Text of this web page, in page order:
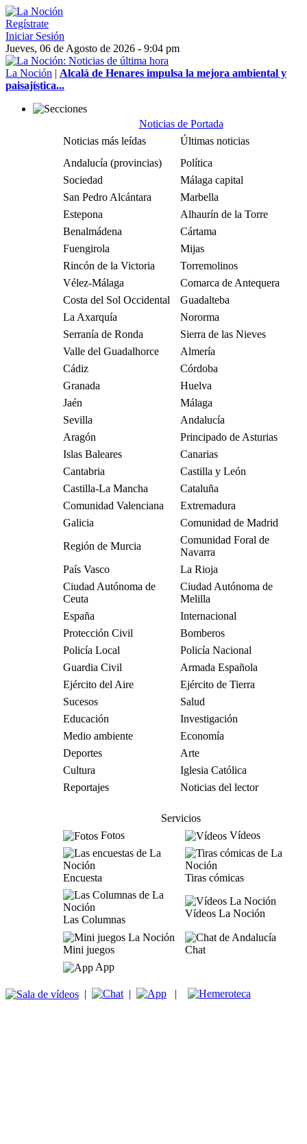
Regístrate
Iniciar Sesión
Jueves, 06 de Agosto de 2026 - 9:04 pm
La Noción | Alcalá de Henares impulsa la mejora ambiental y
paisajística...
Noticias de Portada
Noticias más leídas
Últimas noticias
Andalucía (provincias)
Política
Sociedad
Málaga capital
San Pedro Alcántara
Marbella
Estepona
Alhaurín de la Torre
Benalmádena
Cártama
Fuengirola
Mijas
Rincón de la Victoria
Torremolinos
Vélez-Málaga
Comarca de Antequera
Costa del Sol Occidental
Guadalteba
La Axarquía
Nororma
Serranía de Ronda
Sierra de las Nieves
Valle del Guadalhorce
Almería
Cádiz
Córdoba
Granada
Huelva
Jaén
Málaga
Sevilla
Andalucía
Aragón
Principado de Asturias
Islas Baleares
Canarias
Cantabria
Castilla y León
Castilla-La Mancha
Cataluña
Comunidad Valenciana
Extremadura
Galicia
Comunidad de Madrid
Región de Murcia
Comunidad Foral de
Navarra
País Vasco
La Rioja
Ciudad Autónoma de
Ceuta
Ciudad Autónoma de
Melilla
España
Internacional
Protección Civil
Bomberos
Policía Local
Policía Nacional
Guardia Civil
Armada Española
Ejército del Aire
Ejército de Tierra
Sucesos
Salud
Educación
Investigación
Medio ambiente
Economía
Deportes
Arte
Cultura
Iglesia Católica
Reportajes
Noticias del lector
Servicios
Fotos
Vídeos
Encuesta Tiras cómicas
Las Columnas
Vídeos La Noción
Mini juegos
Chat
App
| | |